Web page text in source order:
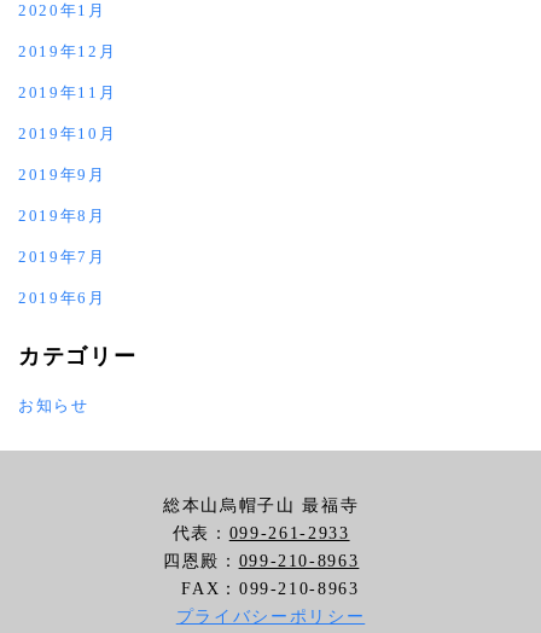
2020年1月
2019年12月
2019年11月
2019年10月
2019年9月
2019年8月
2019年7月
2019年6月
カテゴリー
お知らせ
総本山烏帽子山 最福寺
代表： 099-261-2933
四恩殿： 099-210-8963
FAX：099-210-8963
プライバシーポリシー